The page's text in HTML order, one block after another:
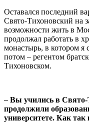
Оставался последний
Свято-Тихоновский на
возможности жить в
продолжал работать в
монастырь, в котором я
потом – регентом
Тихоновском.
– Вы учились в Свято-
продолжили
университете. Как так